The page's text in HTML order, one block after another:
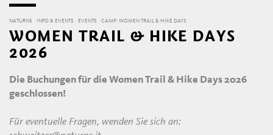
NATURNS INFO & EVENTS EVENTS CAMP: WOMEN TRAIL & HIKE DAYS
WOMEN TRAIL & HIKE DAYS
2026
Die Buchungen für die Women Trail & Hike Days 2026
geschlossen!
Für eventuelle Fragen, wenden Sie sich an: